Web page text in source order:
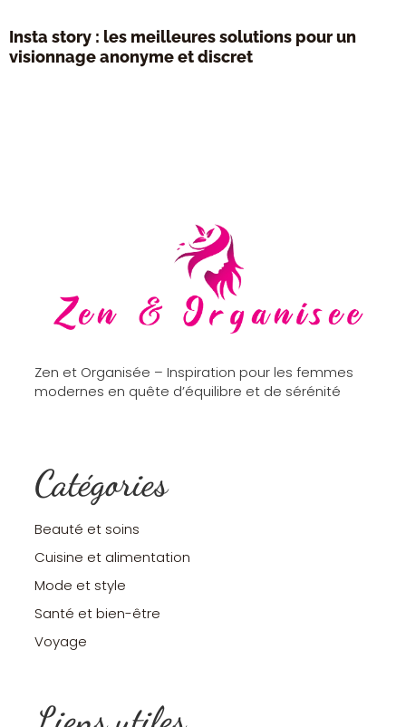
Insta story : les meilleures solutions pour un
visionnage anonyme et discret
Zen et Organisée – Inspiration pour les femmes
modernes en quête d’équilibre et de sérénité
Catégories
Beauté et soins
Cuisine et alimentation
Mode et style
Santé et bien-être
Voyage